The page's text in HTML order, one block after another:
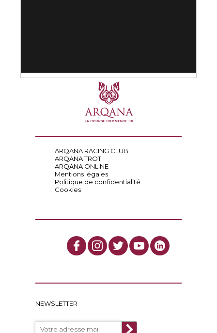
ARQANA RACING CLUB
ARQANA TROT
ARQANA ONLINE
Mentions légales
Politique de confidentialité
Cookies
NEWSLETTER